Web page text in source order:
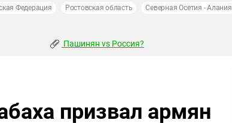
Федерация Ростовская область Северная Осетия - Алания
Пашинян vs Россия?
призвал армян